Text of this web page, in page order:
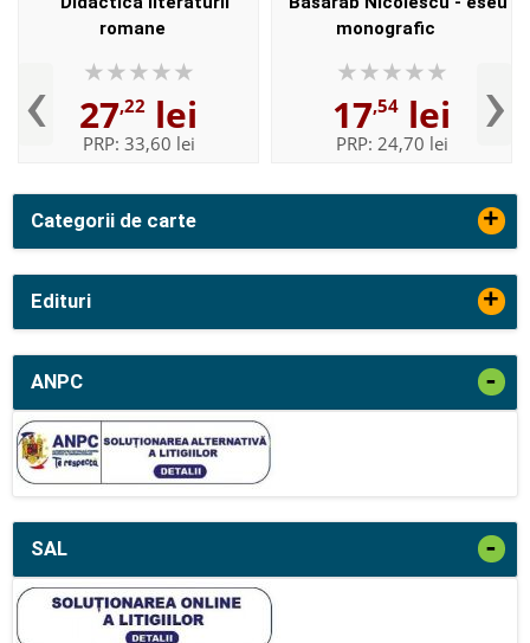
Categorii de carte +
Edituri +
ANPC -
SAL -
‹
romane
27,22 lei
PRP: 33,60 lei
monografic
17,54 lei
PRP: 24,70 lei ›